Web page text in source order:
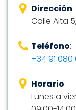
Dirección:
Calle Alta
Teléfono:
+34 91 080
Horario:
Lunes a